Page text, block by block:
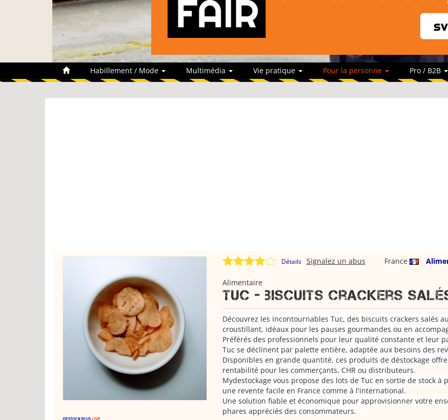
Habillement / Mode Multimédia Vie pratique Pour la personne Pro / B2B
Détails France
Signalez un abus
Alimentaire
Tuc - biscuits crackers
Découvrez les incontournables Tuc, des biscuits crackers salés
croustillant, idéaux pour les pauses gourmandes ou en
Préférés des professionnels pour leur qualité constante et leur
Tuc se déclinent par palette entière, adaptée aux besoins des
Disponibles en grande quantité, ces produits de déstockage
rentabilité pour les commerçants, CHR ou distributeurs.
Mydestockage vous propose des lots de Tuc en sortie de stock à
une revente facile en France comme à l'international.
Une solution fiable et économique pour approvisionner votre
phares appréciés des consommateurs.